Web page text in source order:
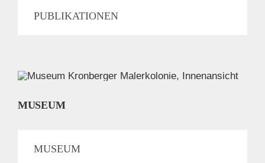
PUBLIKATIONEN
MUSEUM
MUSEUM